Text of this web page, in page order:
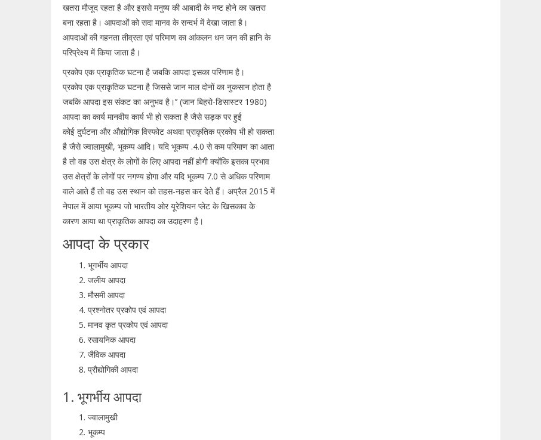
खतरा मौजूद रहता है और इससे मनुष्य की आबादी के नष्ट होने का खतरा
बना रहता है। आपदाओं को सदा मानव के सन्दर्भ में देखा जाता है।
आपदाओं की गहनता तीव्रता एवं परिमाण का आंकलन धन जन की हानि के
परिप्रेक्ष्य में किया जाता है।
प्रकोप एक प्राकृतिक घटना है जबकि आपदा इसका परिणाम है।
प्रकोप एक प्राकृतिक घटना है जिससे जान माल दोनों का नुकसान होता है
जबकि आपदा इस संकट का अनुभव है।’’ (जान बिहरो-डिसास्टर 1980)
आपदा का कार्य मानवीय कार्य भी हो सकता है जैसे सड़क पर हुई
कोई दुर्घटना और औद्योगिक विस्फोट अथवा प्राकृतिक प्रकोप भी हो सकता
है जैसे ज्वालामुखी, भूकम्प आदि। यदि भूकम्प .4.0 से कम परिमाण का आता
है तो वह उस क्षेत्र के लोगों के लिए आपदा नहीं होगी क्योंकि इसका प्रभाव
उस क्षेत्रों के लोगों पर नगण्य होगा और यदि भूकम्प 7.0 से अधिक परिणाम
वाले आते हैं तो वह उस स्थान को तहस-नहस कर देते हैं। अप्रैल 2015 में
नेपाल में आया भूकम्प जो भारतीय ओर यूरेशियन प्लेट के खिसकाव के
कारण आया था प्राकृतिक आपदा का उदाहरण है।
आपदा के प्रकार
भूगर्भीय आपदा
जलीय आपदा
मौसमी आपदा
प्रश्नोतर प्रकोप एवं आपदा
मानव कृत प्रकोप एवं आपदा
रसायनिक आपदा
जैविक आपदा
प्रौद्योगिकी आपदा
1. भूगर्भीय आपदा
ज्वालामुखी
भूकम्प